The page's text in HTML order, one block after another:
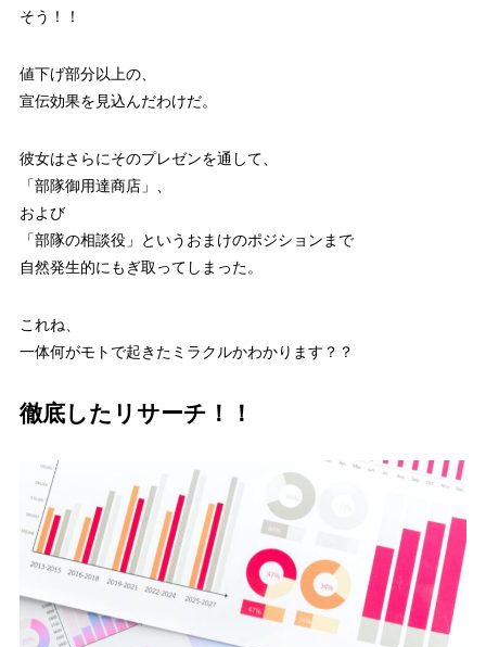
そう！！
値下げ部分以上の、
宣伝効果を見込んだわけだ。
彼女はさらにそのプレゼンを通して、
「部隊御用達商店」、
および
「部隊の相談役」というおまけのポジションまで
自然発生的にもぎ取ってしまった。
これね、
一体何がモトで起きたミラクルかわかります？？
徹底したリサーチ！！